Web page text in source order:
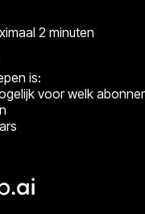
2 minuten
is:
voor welk